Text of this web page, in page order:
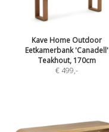
Kave Home Outdoor
Eetkamerbank 'Canadell'
Teakhout, 170cm
€ 499,-